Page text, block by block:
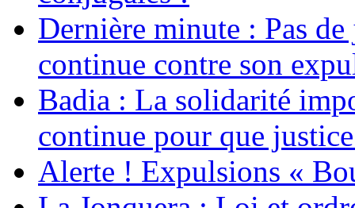
Dernière minute : Pas
continue contre son
Badia : La solidarité
continue pour que
Alerte ! Expulsions «